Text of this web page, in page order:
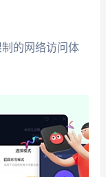
的网络访问体